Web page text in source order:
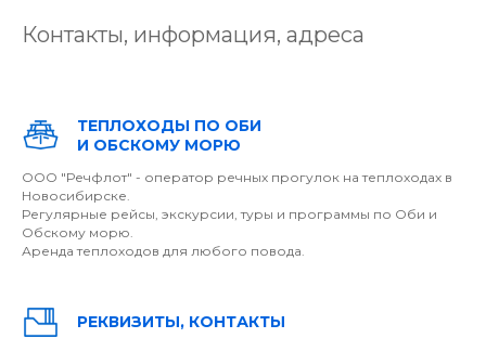
Контакты, информация, адреса
ТЕПЛОХОДЫ ПО ОБИ
И ОБСКОМУ МОРЮ
ООО "Речфлот" - оператор речных прогулок на теплоходах в
Новосибирске.
Регулярные рейсы, экскурсии, туры и программы по Оби и
Обскому морю.
Аренда теплоходов для любого повода.
РЕКВИЗИТЫ, КОНТАКТЫ